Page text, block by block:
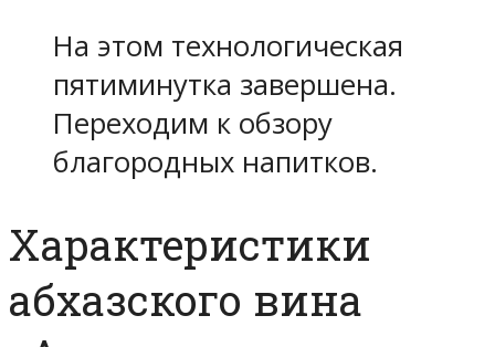
На этом технологическая
пятиминутка завершена.
Переходим к обзору
благородных напитков.
Характеристики
абхазского вина